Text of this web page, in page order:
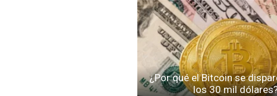
¿Por qué el Bitcoin se
los 30 mil